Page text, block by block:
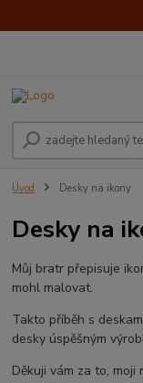
Úvod Desky na ikony
Desky na
Můj bratr přepisuje
mohl malovat.
Takto příběh s
desky úspěšným
Děkuji vám za to, moji